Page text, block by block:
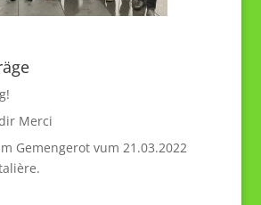
Merci
Gemengerot vum 21.03.2022